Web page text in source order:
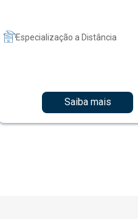
Especialização a Distância
Saiba mais